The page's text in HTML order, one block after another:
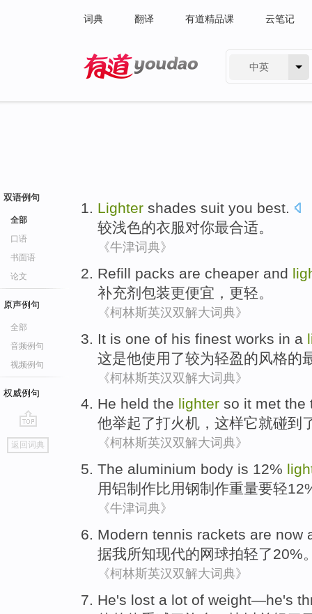
词典 翻译 有道精品课 云笔记
中英
双语例句
全部
口语
书面语
论文
原声例句
全部
音频例句
视频例句
权威例句
go
top
返回词典
Lighter shades suit you best.
较浅色的衣服对你最合适。
《牛津词典》
Refill packs are cheaper and
补充剂 包装更便宜，更轻。
《柯林斯英汉双解大词典》
It is one of his finest works in a
这是他使用了较为轻盈的风格的
《柯林斯英汉双解大词典》
He held the lighter so it met the
他举起了打火机 ， 这样它就碰到
《柯林斯英汉双解大词典》
The aluminium body is 12%
用铝制作比用钢制作重量要轻
《牛津词典》
Modern tennis rackets are now
据我所知现代的网球拍轻了20%
《柯林斯英汉双解大词典》
He's lost a lot of weight—he's